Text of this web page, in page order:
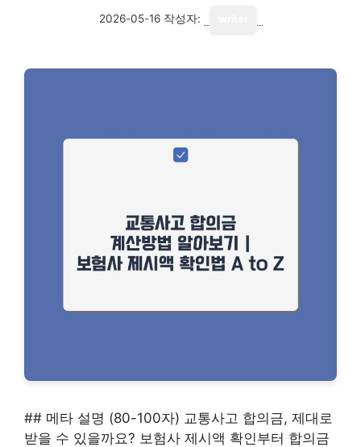
2026-05-16 작성자:
## 메타 설명 (80-100자) 교통사고 합의금, 제대로
받을 수 있을까요? 보험사 제시액 확인부터 합의금